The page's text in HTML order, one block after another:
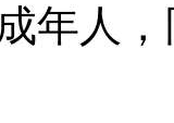
年人